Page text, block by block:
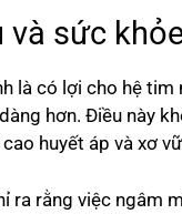
sức
là có lợi cho hệ tim
hơn. Điều này
huyết áp và xơ
ra rằng việc ngâm